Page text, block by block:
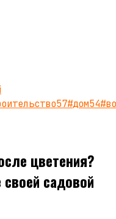
57#дом54#
цветения?
садовой